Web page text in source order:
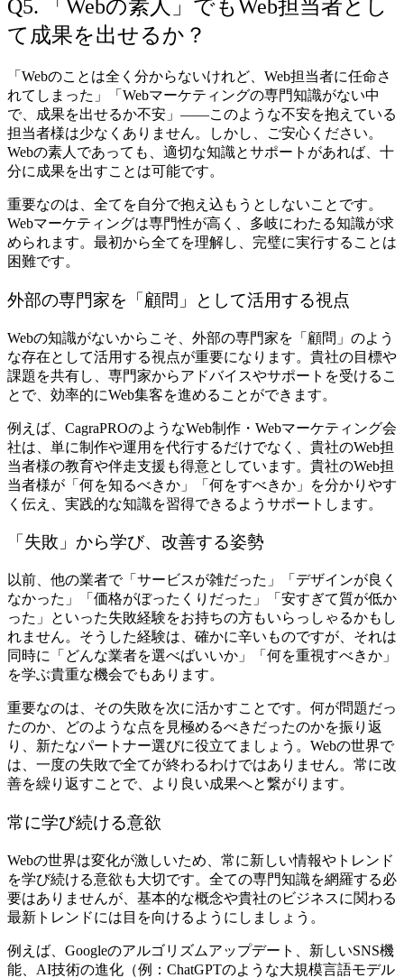
Q5. 「Webの素人」でもWeb担当者とし
て成果を出せるか？
「Webのことは全く分からないけれど、Web担当者に任命さ
れてしまった」「Webマーケティングの専門知識がない中
で、成果を出せるか不安」――このような不安を抱えている
担当者様は少なくありません。しかし、ご安心ください。
Webの素人であっても、適切な知識とサポートがあれば、十
分に成果を出すことは可能です。
重要なのは、全てを自分で抱え込もうとしないことです。
Webマーケティングは専門性が高く、多岐にわたる知識が求
められます。最初から全てを理解し、完璧に実行することは
困難です。
外部の専門家を「顧問」として活用する視点
Webの知識がないからこそ、外部の専門家を「顧問」のよう
な存在として活用する視点が重要になります。貴社の目標や
課題を共有し、専門家からアドバイスやサポートを受けるこ
とで、効率的にWeb集客を進めることができます。
例えば、CagraPROのようなWeb制作・Webマーケティング会
社は、単に制作や運用を代行するだけでなく、貴社のWeb担
当者様の教育や伴走支援も得意としています。貴社のWeb担
当者様が「何を知るべきか」「何をすべきか」を分かりやす
く伝え、実践的な知識を習得できるようサポートします。
「失敗」から学び、改善する姿勢
以前、他の業者で「サービスが雑だった」「デザインが良く
なかった」「価格がぼったくりだった」「安すぎて質が低か
った」といった失敗経験をお持ちの方もいらっしゃるかもし
れません。そうした経験は、確かに辛いものですが、それは
同時に「どんな業者を選べばいいか」「何を重視すべきか」
を学ぶ貴重な機会でもあります。
重要なのは、その失敗を次に活かすことです。何が問題だっ
たのか、どのような点を見極めるべきだったのかを振り返
り、新たなパートナー選びに役立てましょう。Webの世界で
は、一度の失敗で全てが終わるわけではありません。常に改
善を繰り返すことで、より良い成果へと繋がります。
常に学び続ける意欲
Webの世界は変化が激しいため、常に新しい情報やトレンド
を学び続ける意欲も大切です。全ての専門知識を網羅する必
要はありませんが、基本的な概念や貴社のビジネスに関わる
最新トレンドには目を向けるようにしましょう。
例えば、Googleのアルゴリズムアップデート、新しいSNS機
能、AI技術の進化（例：ChatGPTのような大規模言語モデル